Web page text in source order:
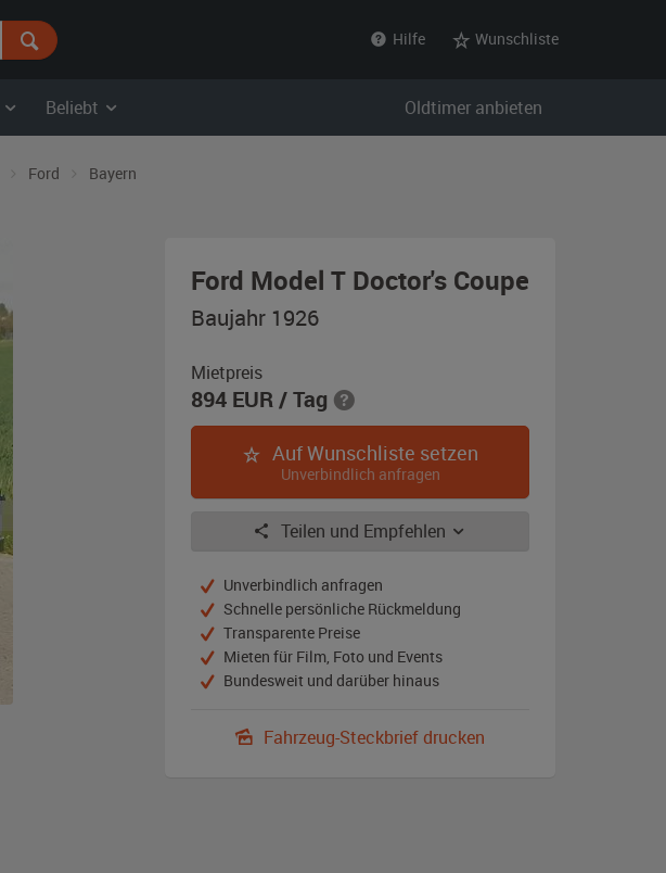
Hilfe Wunschliste
Beliebt Oldtimer anbieten
Ford Bayern
Ford Model T Doctor's Coupe
Baujahr 1926
Mietpreis
894 EUR/ Tag
Auf Wunschliste setzen
Unverbindlich anfragen
Teilen und Empfehlen
Unverbindlich anfragen
Schnelle persönliche Rückmeldung
Transparente Preise
Mieten für Film, Foto und Events
Bundesweit und darüber hinaus
Fahrzeug-Steckbrief drucken